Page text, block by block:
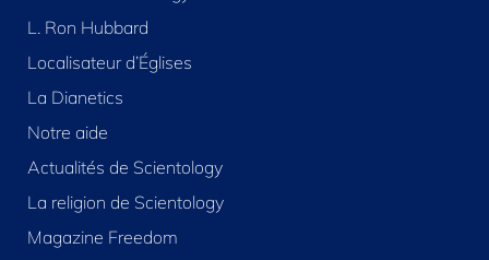
L. Ron Hubbard
Localisateur d’Églises
La Dianetics
Notre aide
Actualités de Scientology
La religion de Scientology
Magazine Freedom